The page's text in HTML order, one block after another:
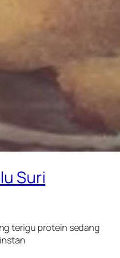
Suri
terigu protein sedang